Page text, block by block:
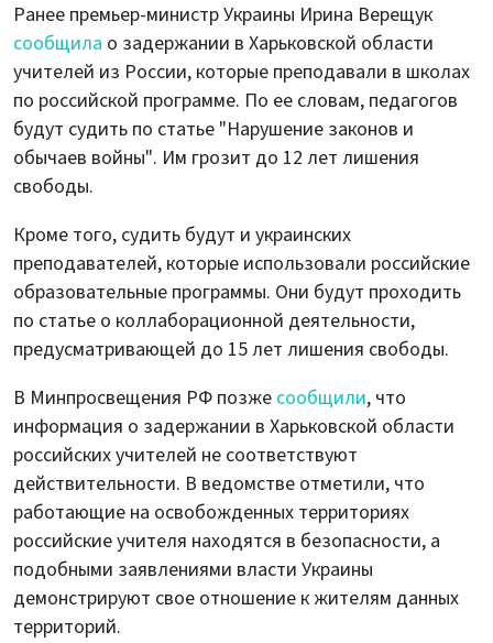
Ранее премьер-министр Украины Ирина Верещук
сообщила о задержании в Харьковской области
учителей из России, которые преподавали в школах
по российской программе. По ее словам, педагогов
будут судить по статье "Нарушение законов и
обычаев войны". Им грозит до 12 лет лишения
свободы.
Кроме того, судить будут и украинских
преподавателей, которые использовали российские
образовательные программы. Они будут проходить
по статье о коллаборационной деятельности,
предусматривающей до 15 лет лишения свободы.
В Минпросвещения РФ позже сообщили, что
информация о задержании в Харьковской области
российских учителей не соответствуют
действительности. В ведомстве отметили, что
работающие на освобожденных территориях
российские учителя находятся в безопасности, а
подобными заявлениями власти Украины
демонстрируют свое отношение к жителям данных
территорий.